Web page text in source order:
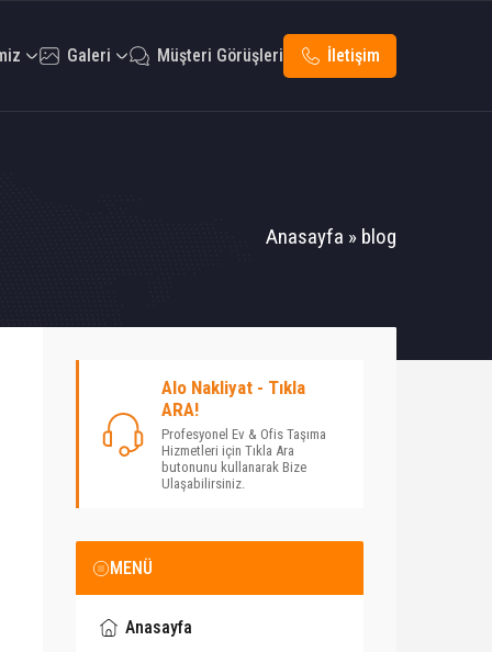
Galeri Müşteri Görüşleri İletişim
Anasayfa » blog
Alo Nakliyat - Tıkla
ARA!
Profesyonel Ev & Ofis Taşıma
Hizmetleri için Tıkla Ara
butonunu kullanarak Bize
Ulaşabilirsiniz.
MENÜ
Anasayfa